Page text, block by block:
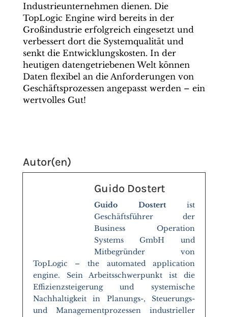
Industrieunternehmen dienen. Die
TopLogic Engine wird bereits in der
Großindustrie erfolgreich eingesetzt und
verbessert dort die Systemqualität und
senkt die Entwicklungskosten. In der
heutigen datengetriebenen Welt können
Daten flexibel an die Anforderungen von
Geschäftsprozessen angepasst werden – ein
wertvolles Gut!
Autor(en)
Guido Dostert
Guido Dostertist
Geschäftsführer der
Business Operation
Systems GmbH und
Mitbegründer von
TopLogic –the automated application
engine. Sein Arbeitsschwerpunkt ist die
Effizienzsteigerung und systemische
Nachhaltigkeit in Planungs-, Steuerungs-
und Managementprozessen industrieller